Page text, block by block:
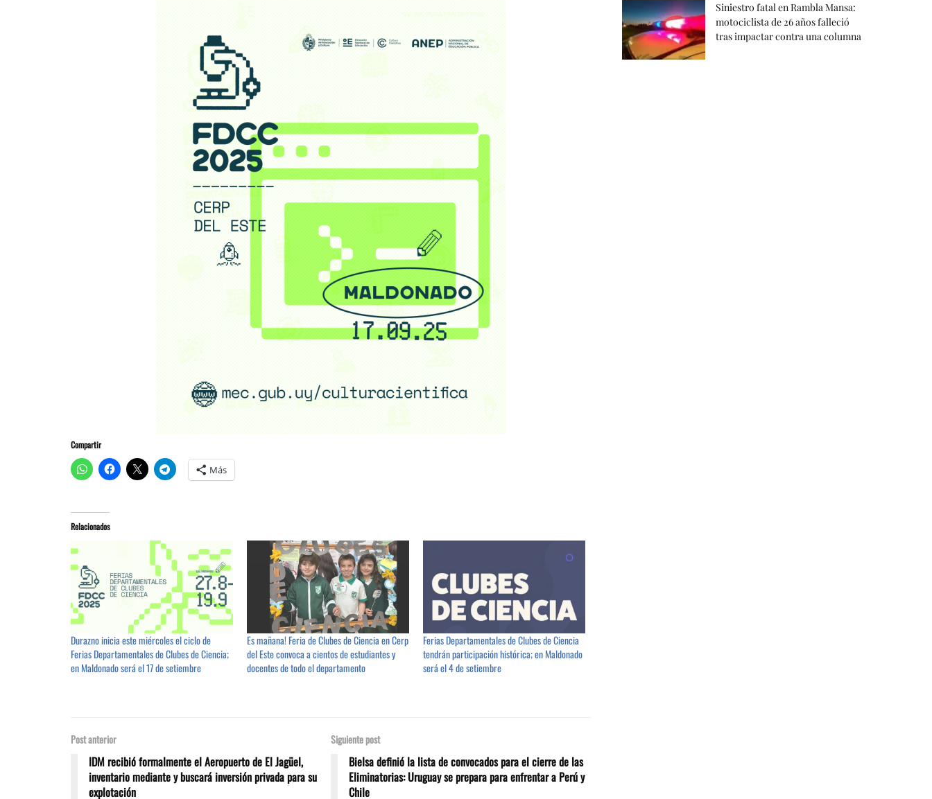
Compartir
Más
Relacionados
Durazno inicia este miércoles el ciclo de
Ferias Departamentales de Clubes de Ciencia;
en Maldonado será el 17 de setiembre
Es mañana! Feria de Clubes de Ciencia en Cerp
del Este convoca a cientos de estudiantes y
docentes de todo el departamento
Ferias Departamentales de Clubes de Ciencia
tendrán participación histórica; en Maldonado
será el 4 de setiembre
Post anterior
IDM recibió formalmente el Aeropuerto de El Jagüel,
inventario mediante y buscará inversión privada para su
explotación
Siguiente post
Bielsa definió la lista de convocados para el cierre de las
Eliminatorias: Uruguay se prepara para enfrentar a Perú y
Chile
Siniestro fatal en Rambla Mansa:
motociclista de 26 años falleció
tras impactar contra una columna